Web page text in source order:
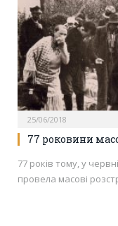
25/06/2018
77 роковини
77 років тому, у
провела масові